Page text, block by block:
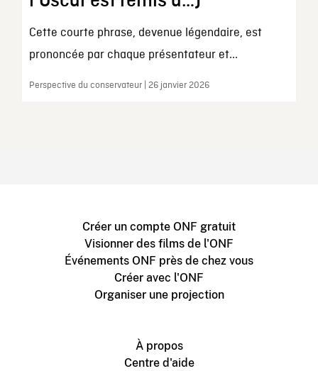
Cette courte phrase, devenue légendaire, est
prononcée par chaque présentateur et...
Perspective du conservateur | 26 janvier 2026
Créer un compte ONF gratuit
Visionner des films de l'ONF
Événements ONF près de chez vous
Créer avec l'ONF
Organiser une projection
À propos
Centre d'aide